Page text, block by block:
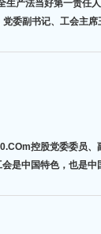
产法当好第一责
委副书记、工会主席
控股党委委员
会是中国特色，也